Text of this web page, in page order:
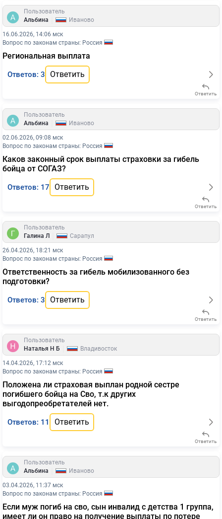
Пользователь
Альбина
Иваново
16.06.2026, 14:06 мск
Вопрос по законам страны: Россия
Региональная выплата
Ответов: 3 Ответить
Ответить
Пользователь
Альбина
Иваново
02.06.2026, 09:08 мск
Вопрос по законам страны: Россия
Каков законный срок выплаты страховки за гибель
бойца от СОГАЗ?
Ответов: 17 Ответить
Ответить
Пользователь
Галина Л
Сарапул
26.04.2026, 18:21 мск
Вопрос по законам страны: Россия
Ответственность за гибель мобилизованного без
подготовки?
Ответов: 3 Ответить
Ответить
Пользователь
Наталья Н Б
Владивосток
14.04.2026, 17:12 мск
Вопрос по законам страны: Россия
Положена ли страховая выплан родной сестре
погибшего бойца на Сво, т.к других
выгодопреобретателей нет.
Ответов: 11 Ответить
Ответить
Пользователь
Альбина
Иваново
03.04.2026, 11:37 мск
Вопрос по законам страны: Россия
Если муж погиб на сво, сын инвалид с детства 1 группа,
имеет ли он право на получение выплаты по потере